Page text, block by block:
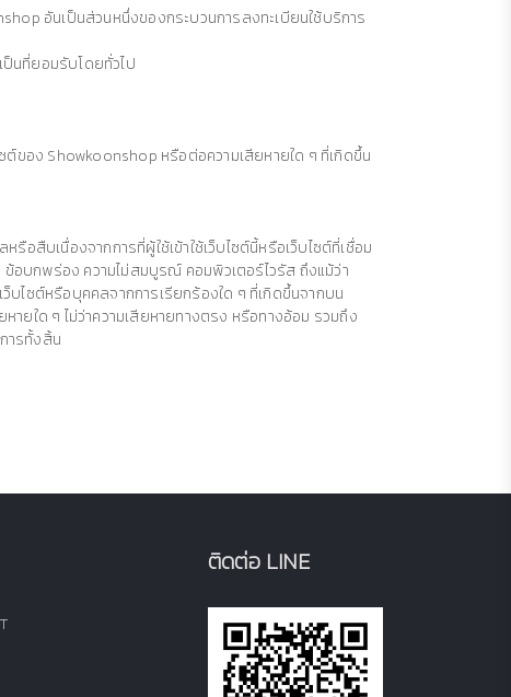
อันเป็นส่วนหนึ่งของกระบวนการลงทะเบียนใช้บริการ
นที่ยอมรับโดยทั่วไป
ต์ของ Showkoonshop หรือต่อความเสียหายใด ๆ ที่เกิดขึ้น
สืบเนื่องจากการที่ผู้ใช้เข้าใช้เว็บไซต์นี้หรือเว็บไซต์ที่เชื่อม
ข้อบกพร่อง ความไม่สมบูรณ์ คอมพิวเตอร์ไวรัส ถึงแม้ว่า
ไซต์หรือบุคคลจากการเรียกร้องใด ๆ ที่เกิดขึ้นจากบน
หายใด ๆ ไม่ว่าความเสียหายทางตรง หรือทางอ้อม รวมถึง
ารทั้งสิ้น
ติดต่อ LINE